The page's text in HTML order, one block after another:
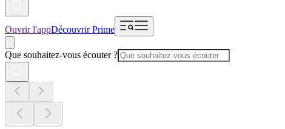
Ouvrir l'appDécouvrir Prime
Que souhaitez-vous écouter ?